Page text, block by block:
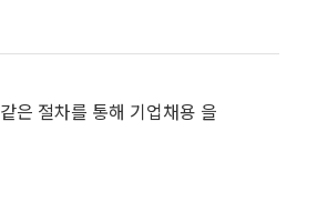
은 절차를 통해 기업채용 을